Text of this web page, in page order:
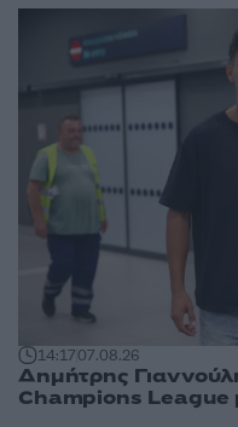
14:1707.08.26
Δημήτρης
Champions